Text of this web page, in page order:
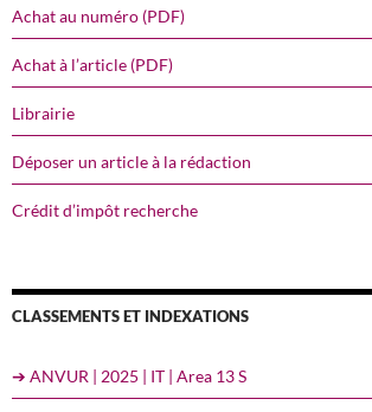
Achat au numéro (PDF)
Achat à l’article (PDF)
Librairie
Déposer un article à la rédaction
Crédit d’impôt recherche
CLASSEMENTS ET INDEXATIONS
➔ ANVUR | 2025 | IT | Area 13 S